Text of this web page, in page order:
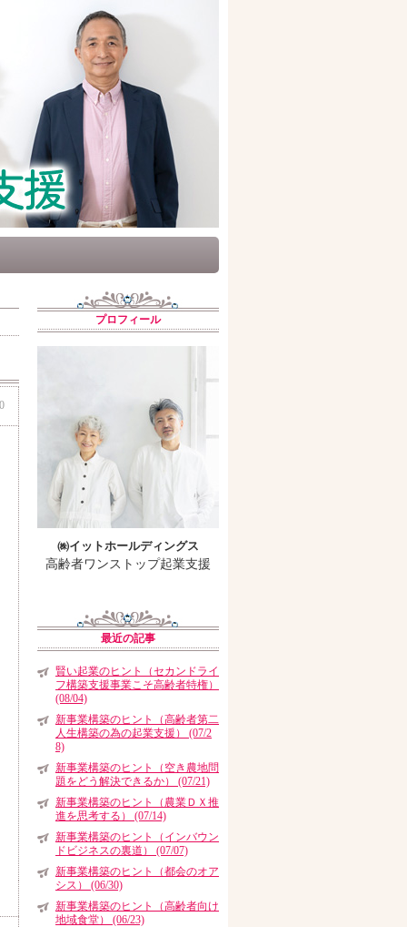
プロフィール
㈱イットホールディングス
高齢者ワンストップ起業支援
最近の記事
賢い起業のヒント（セカンドライ
フ構築支援事業こそ高齢者特権）
(08/04)
新事業構築のヒント（高齢者第二
人生構築の為の起業支援） (07/2
8)
新事業構築のヒント（空き農地問
題をどう解決できるか） (07/21)
新事業構築のヒント（農業ＤＸ推
進を思考する） (07/14)
新事業構築のヒント（インバウン
ドビジネスの裏道） (07/07)
新事業構築のヒント（都会のオア
シス） (06/30)
新事業構築のヒント（高齢者向け
地域食堂） (06/23)